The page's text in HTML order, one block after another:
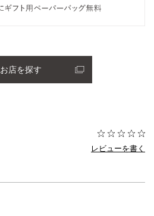
お店を探す
レビューを書く